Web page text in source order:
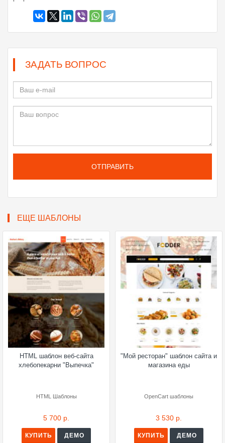
ЗАДАТЬ ВОПРОС
ОТПРАВИТЬ
ЕЩЕ ШАБЛОНЫ
HTML шаблон веб-сайта
хлебопекарни "Выпечка"
HTML Шаблоны
5 700 р.
КУПИТЬ ДЕМО
"Мой ресторан" шаблон сайта и
магазина еды
OpenCart шаблоны
3 530 р.
КУПИТЬ ДЕМО